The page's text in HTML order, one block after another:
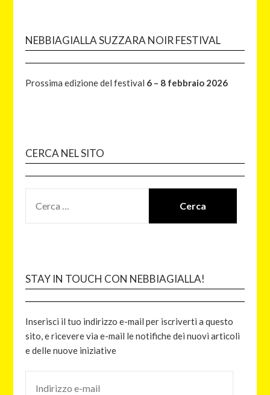
NEBBIAGIALLA SUZZARA NOIR FESTIVAL
Prossima edizione del festival 6 – 8 febbraio 2026
CERCA NEL SITO
STAY IN TOUCH CON NEBBIAGIALLA!
Inserisci il tuo indirizzo e-mail per iscriverti a questo
sito, e ricevere via e-mail le notifiche dei nuovi articoli
e delle nuove iniziative